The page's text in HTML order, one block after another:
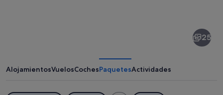
25
AlojamientosVuelosCochesPaquetesActividades